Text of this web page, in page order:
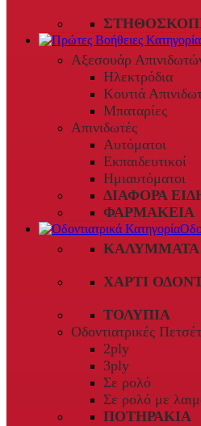
Αξεσουάρ
Ηλεκτρόδια
Κουτιά
Μπαταρίες
Απινιδωτές
Αυτόματοι
Εκπαιδευτικοί
Ημιαυτόματοι
ΔΙΆΦΟΡΑ
ΦΑΡΜΑΚΕΊΑ
ΚΑΛΎΜΜΑΤΑ
ΧΑΡΤΊ
ΤΟΛΎΠΙΑ
Οδοντιατρικές
2ply
3ply
Σε ρολό
Σε ρολό με
ΠΟΤΗΡΆΚΙΑ